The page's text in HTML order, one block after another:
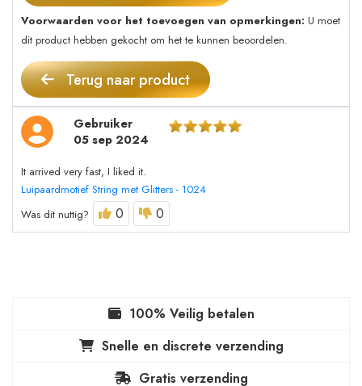
Voorwaarden voor het toevoegen van opmerkingen: U moet
dit product hebben gekocht om het te kunnen beoordelen.
Terug naar product
Gebruiker
05 sep 2024
It arrived very fast, I liked it.
Luipaardmotief String met Glitters - 1024
Was dit nuttig?
0 0
100% Veilig betalen
Snelle en discrete verzending
Gratis verzending